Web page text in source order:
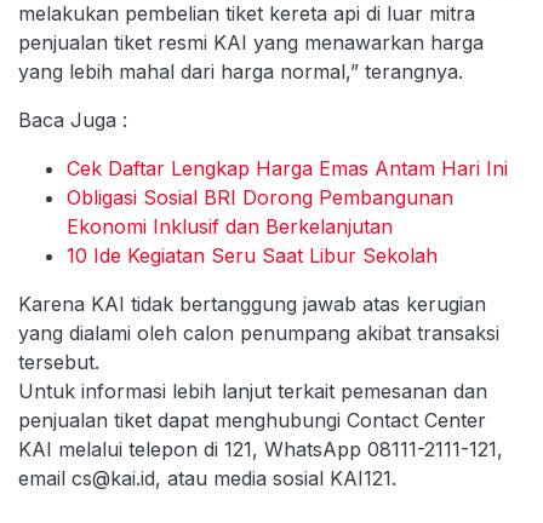
melakukan pembelian tiket kereta api di luar mitra
penjualan tiket resmi KAI yang menawarkan harga
yang lebih mahal dari harga normal,” terangnya.
Baca Juga :
Cek Daftar Lengkap Harga Emas Antam Hari Ini
Obligasi Sosial BRI Dorong Pembangunan
Ekonomi Inklusif dan Berkelanjutan
10 Ide Kegiatan Seru Saat Libur Sekolah
Karena KAI tidak bertanggung jawab atas kerugian
yang dialami oleh calon penumpang akibat transaksi
tersebut.
Untuk informasi lebih lanjut terkait pemesanan dan
penjualan tiket dapat menghubungi Contact Center
KAI melalui telepon di 121, WhatsApp 08111-2111-121,
email cs@kai.id, atau media sosial KAI121.